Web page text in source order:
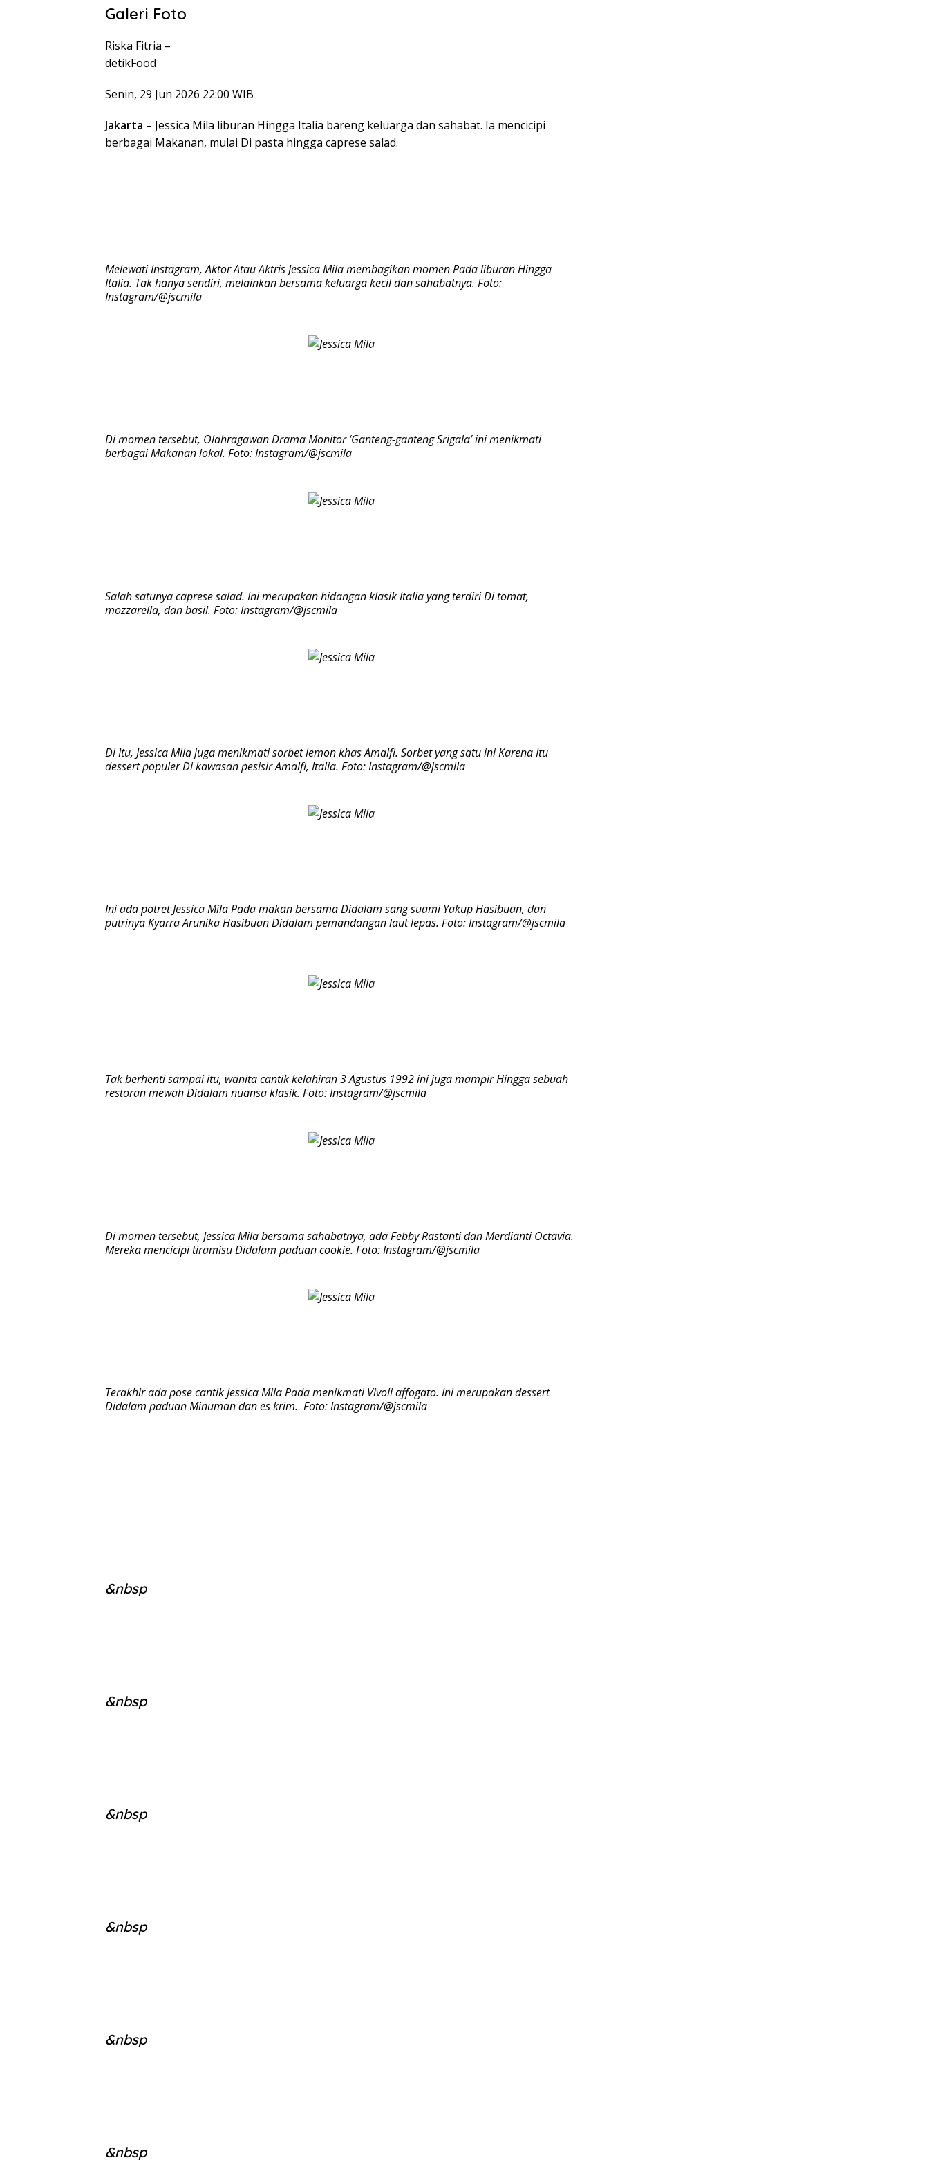
Galeri Foto
Riska Fitria –
detikFood
Senin, 29 Jun 2026 22:00 WIB
Jakarta – Jessica Mila liburan Hingga Italia bareng keluarga dan sahabat. Ia mencicipi
berbagai Makanan, mulai Di pasta hingga caprese salad.
Melewati Instagram, Aktor Atau Aktris Jessica Mila membagikan momen Pada liburan Hingga
Italia. Tak hanya sendiri, melainkan bersama keluarga kecil dan sahabatnya. Foto:
Instagram/@jscmila
Di momen tersebut, Olahragawan Drama Monitor ‘Ganteng-ganteng Srigala’ ini menikmati
berbagai Makanan lokal. Foto: Instagram/@jscmila
Salah satunya caprese salad. Ini merupakan hidangan klasik Italia yang terdiri Di tomat,
mozzarella, dan basil. Foto: Instagram/@jscmila
Di Itu, Jessica Mila juga menikmati sorbet lemon khas Amalfi. Sorbet yang satu ini Karena Itu
dessert populer Di kawasan pesisir Amalfi, Italia. Foto: Instagram/@jscmila
Ini ada potret Jessica Mila Pada makan bersama Didalam sang suami Yakup Hasibuan, dan
putrinya Kyarra Arunika Hasibuan Didalam pemandangan laut lepas. Foto: Instagram/@jscmila
Tak berhenti sampai itu, wanita cantik kelahiran 3 Agustus 1992 ini juga mampir Hingga sebuah
restoran mewah Didalam nuansa klasik. Foto: Instagram/@jscmila
Di momen tersebut, Jessica Mila bersama sahabatnya, ada Febby Rastanti dan Merdianti Octavia.
Mereka mencicipi tiramisu Didalam paduan cookie. Foto: Instagram/@jscmila
Terakhir ada pose cantik Jessica Mila Pada menikmati Vivoli affogato. Ini merupakan dessert
Didalam paduan Minuman dan es krim. Foto: Instagram/@jscmila
&nbsp
&nbsp
&nbsp
&nbsp
&nbsp
&nbsp